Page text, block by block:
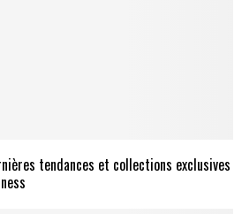
tendances et collections exclusives